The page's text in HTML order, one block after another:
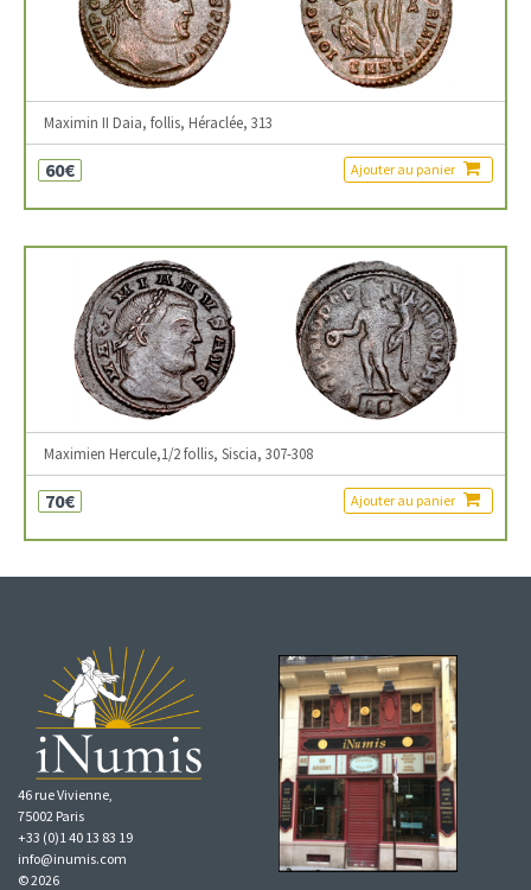
Maximin II Daia, follis, Héraclée, 313
60€ Ajouter au panier
Maximien Hercule,1/2 follis, Siscia, 307-308
70€ Ajouter au panier
46 rue Vivienne,
75002 Paris
+33 (0)1 40 13 83 19
info@inumis.com
© 2026